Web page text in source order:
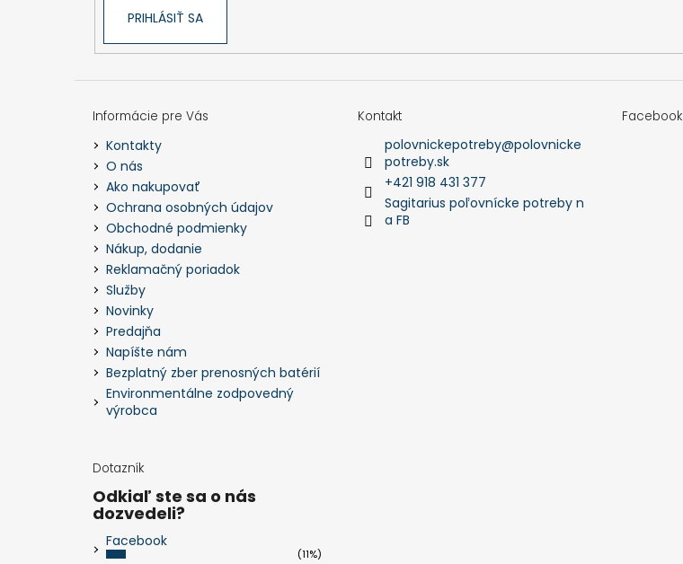
PRIHLÁSIŤ SA
Informácie pre Vás
Kontakty
O nás
Ako nakupovať
Ochrana osobných údajov
Obchodné podmienky
Nákup, dodanie
Reklamačný poriadok
Služby
Novinky
Predajňa
Napíšte nám
Bezplatný zber prenosných batérií
Environmentálne zodpovedný
výrobca
Kontakt
polovnickepotreby@polovnicke
potreby.sk
+421 918 431 377
Sagitarius poľovnícke potreby n
a FB
Facebook
Dotazník
Odkiaľ ste sa o nás
dozvedeli?
Facebook
(11%)